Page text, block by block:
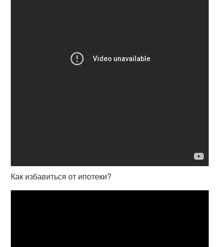
Как избавиться от ипотеки?